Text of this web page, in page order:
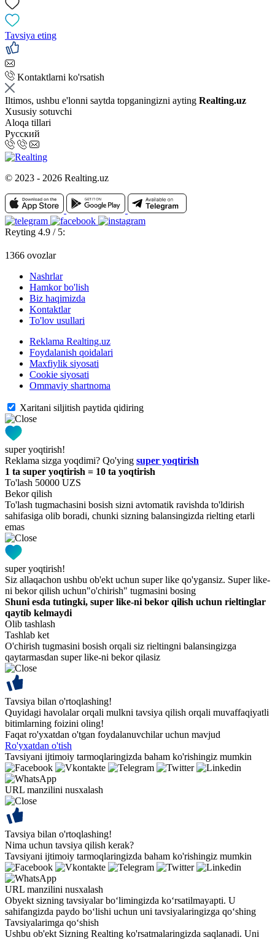
Tavsiya eting
Kontaktlarni ko'rsatish
Iltimos, ushbu e'lonni saytda topganingizni ayting Realting.uz
Xususiy sotuvchi
Aloqa tillari
Русский
© 2023 - 2026 Realting.uz
Reyting 4.9 / 5:
1366 ovozlar
Nashrlar
Hamkor bo'lish
Biz haqimizda
Kontaktlar
To'lov usullari
Reklama Realting.uz
Foydalanish qoidalari
Maxfiylik siyosati
Cookie siyosati
Ommaviy shartnoma
Xaritani siljitish paytida qidiring
super yoqtirish!
Reklama sizga yoqdimi? Qo'ying super yoqtirish
1 ta super yoqtirish = 10 ta yoqtirish
To'lash 50000 UZS
Bekor qilish
To'lash tugmachasini bosish sizni avtomatik ravishda to'ldirish
sahifasiga olib boradi, chunki sizning balansingizda rielting etarli
emas
super yoqtirish!
Siz allaqachon ushbu ob'ekt uchun super like qo'ygansiz. Super like-
ni bekor qilish uchun"o'chirish" tugmasini bosing
Shuni esda tutingki, super like-ni bekor qilish uchun rieltinglar
qaytib kelmaydi
Olib tashlash
Tashlab ket
O'chirish tugmasini bosish orqali siz rieltingni balansingizga
qaytarmasdan super like-ni bekor qilasiz
Tavsiya bilan o'rtoqlashing!
Quyidagi havolalar orqali mulkni tavsiya qilish orqali muvaffaqiyatli
bitimlarning foizini oling!
Faqat ro'yxatdan o'tgan foydalanuvchilar uchun mavjud
Ro'yxatdan o'tish
Tavsiyani ijtimoiy tarmoqlaringizda baham ko'rishingiz mumkin
URL manzilini nusxalash
Tavsiya bilan o'rtoqlashing!
Nima uchun tavsiya qilish kerak?
Tavsiyani ijtimoiy tarmoqlaringizda baham ko'rishingiz mumkin
URL manzilini nusxalash
Obyekt sizning tavsiyalar bo‘limingizda ko‘rsatilmayapti. U
sahifangizda paydo bo‘lishi uchun uni tavsiyalaringizga qo‘shing
Tavsiyalarimga qo‘shish
Ushbu ob'ekt Sizning Realting ko'rsatmalaringizda saqlanadi. Uni